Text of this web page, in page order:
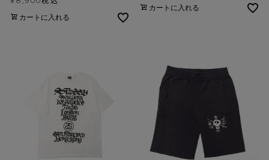
カートに入れる
カートに入れる